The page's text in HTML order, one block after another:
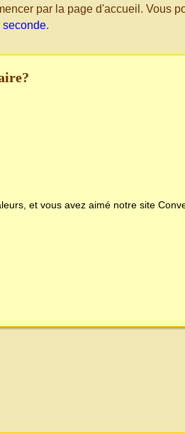
par la page d'accueil. Vous
seconde.
et vous avez aimé notre site